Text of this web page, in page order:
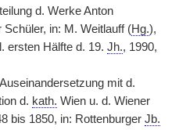
d. Werke Anton
in: M. Weitlauff (Hg.),
ersten Hälfte d. 19. Jh., 1990,
mit d.
d. kath. Wien u. d. Wiener
bis 1850, in: Rottenburger Jb.